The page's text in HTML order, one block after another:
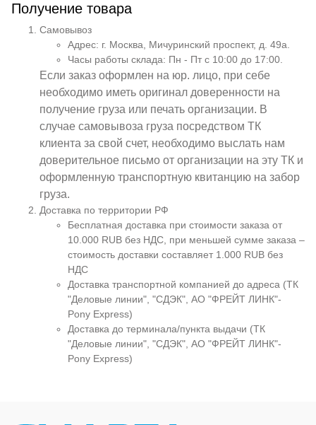
Получение товара
Самовывоз
Адрес: г. Москва, Мичуринский проспект, д. 49а.
Часы работы склада: Пн - Пт с 10:00 до 17:00.
Если заказ оформлен на юр. лицо, при себе
необходимо иметь оригинал доверенности на
получение груза или печать организации. В
случае самовывоза груза посредством ТК
клиента за свой счет, необходимо выслать нам
доверительное письмо от организации на эту ТК и
оформленную транспортную квитанцию на забор
груза.
Доставка по территории РФ
Бесплатная доставка при стоимости заказа от
10.000 RUB без НДС, при меньшей сумме заказа –
стоимость доставки составляет 1.000 RUB без
НДС
Доставка транспортной компанией до адреса (ТК
"Деловые линии", "СДЭК", АО "ФРЕЙТ ЛИНК"-
Pony Express)
Доставка до терминала/пункта выдачи (ТК
"Деловые линии", "СДЭК", АО "ФРЕЙТ ЛИНК"-
Pony Express)